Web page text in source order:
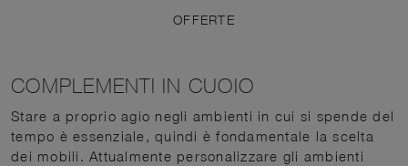
OFFERTE
COMPLEMENTI IN CUOIO
Stare a proprio agio negli ambienti in cui si spende del
tempo è essenziale, quindi è fondamentale la scelta
dei mobili. Attualmente personalizzare gli ambienti